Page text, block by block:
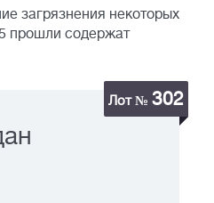
загрязнения некоторых
прошли содержат
Лот № 302